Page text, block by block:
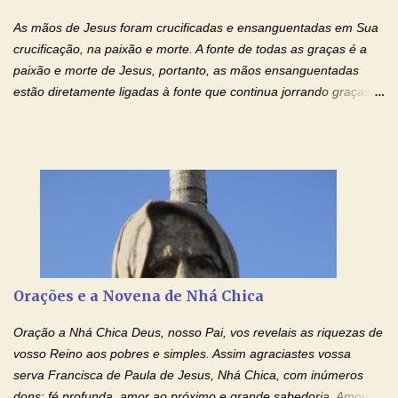
As mãos de Jesus foram crucificadas e ensanguentadas em Sua
crucificação, na paixão e morte. A fonte de todas as graças é a
paixão e morte de Jesus, portanto, as mãos ensanguentadas
estão diretamente ligadas à fonte que continua jorrando graças
ensanguentadas, chagadas e abertas, sobre mim, neste
momento. Sinto-me completamente sem forças para prosseguir,
carregando as minhas cruzes. Preciso que a força e o poder de
Tuas Mãos, que suportaram a mais profunda dor ao serem
pregadas na Cruz, reergam-me e curem-me agora. Jesus, não
peço somente por mim, mas também por todos aqueles que mais
amo. Nós precisamos desesperadamente de cura física e
espiritual, através do toque consolador de tuas Mãos
ensanguentadas e infinitamente poderosas. Eu reconheço,
apesar de toda a minha limitação e da infinidade dos meus ...
Orações e a Novena de Nhá Chica
Oração a Nhá Chica Deus, nosso Pai, vos revelais as riquezas de
vosso Reino aos pobres e simples. Assim agraciastes vossa
serva Francisca de Paula de Jesus, Nhá Chica, com inúmeros